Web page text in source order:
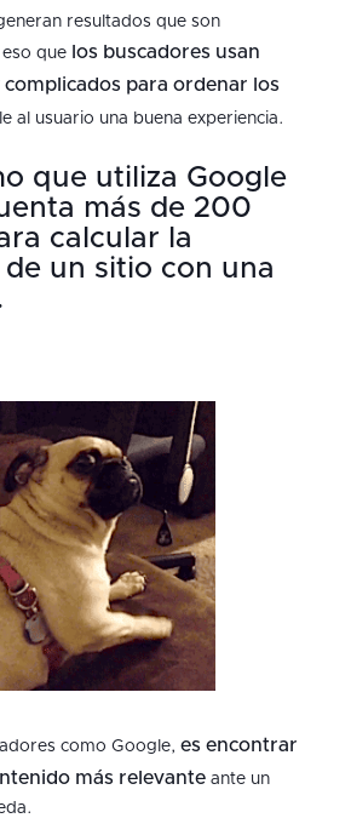
resultados que son
que los buscadores usan
para ordenar los
al usuario una buena experiencia.
que utiliza Google
más de 200
calcular la
un sitio con una
como Google, es encontrar
más relevanteante un